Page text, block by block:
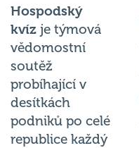
Hospodský
kvíz je týmová
vědomostní
soutěž
probíhající v
desítkách
podniků po celé
republice každý